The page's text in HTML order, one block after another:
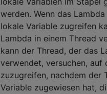
werden. Wenn das
lokale Variable zugreifen
Lambda in einem Thread
kann der Thread, der das
verwendet, versuchen, auf
zuzugreifen, nachdem der
Variable zugewiesen hat,